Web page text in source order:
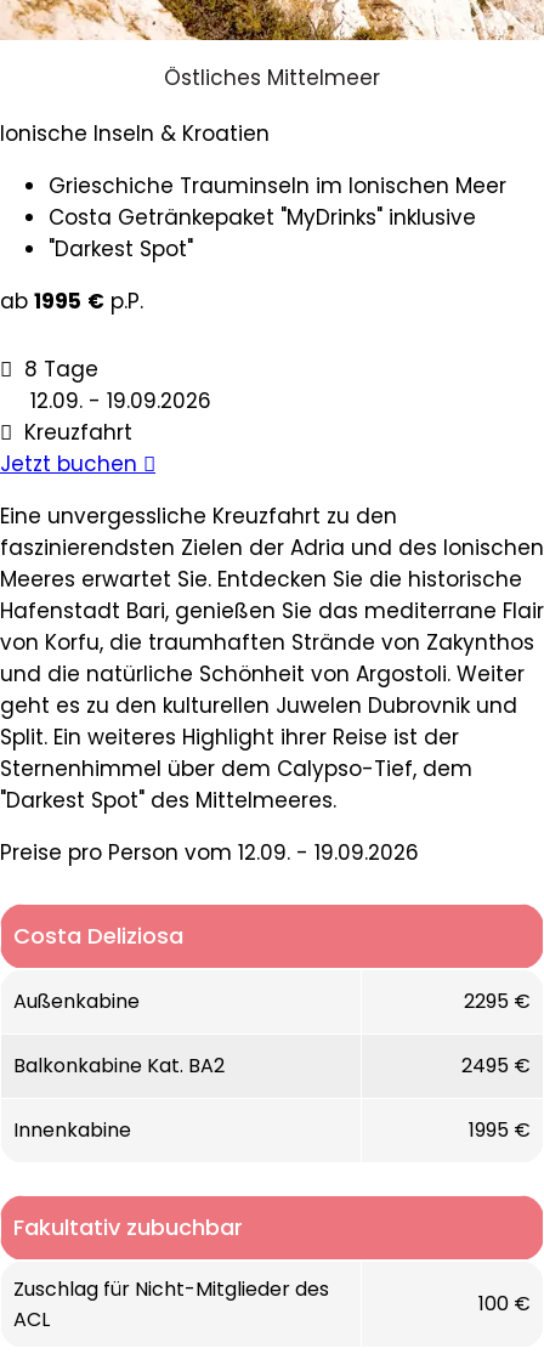
Östliches Mittelmeer
Ionische Inseln & Kroatien
Grieschiche Trauminseln im Ionischen Meer
Costa Getränkepaket "MyDrinks" inklusive
"Darkest Spot"
ab 1995 € p.P.
8 Tage
12.09. - 19.09.2026
Kreuzfahrt
Jetzt buchen
Eine unvergessliche Kreuzfahrt zu den
faszinierendsten Zielen der Adria und des Ionischen
Meeres erwartet Sie. Entdecken Sie die historische
Hafenstadt Bari, genießen Sie das mediterrane Flair
von Korfu, die traumhaften Strände von Zakynthos
und die natürliche Schönheit von Argostoli. Weiter
geht es zu den kulturellen Juwelen Dubrovnik und
Split. Ein weiteres Highlight ihrer Reise ist der
Sternenhimmel über dem Calypso-Tief, dem
"Darkest Spot" des Mittelmeeres.
Preise pro Person vom 12.09. - 19.09.2026
Costa Deliziosa
Außenkabine 2295 €
Balkonkabine Kat. BA2 2495 €
Innenkabine 1995 €
Fakultativ zubuchbar
Zuschlag für Nicht-Mitglieder des
ACL
100 €